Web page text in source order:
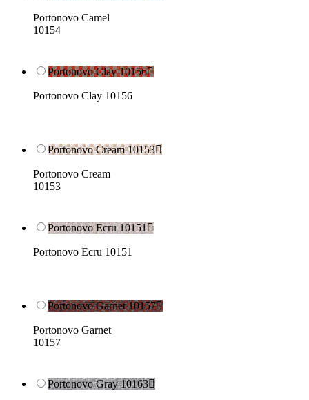
Portonovo Camel
10154
Portonovo Clay 10156
Portonovo Clay 10156
Portonovo Cream 10153
Portonovo Cream
10153
Portonovo Ecru 10151
Portonovo Ecru 10151
Portonovo Garnet 10157
Portonovo Garnet
10157
Portonovo Gray 10163